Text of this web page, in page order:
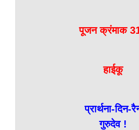
पूजन क्रंमाक
हाईकू
प्रार्थना-दिन-
गुरुदेव !